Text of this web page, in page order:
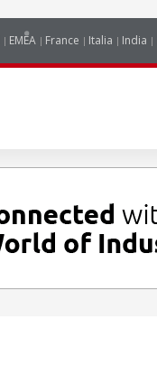
EMEA France Italia India